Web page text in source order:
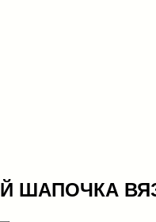
ШАПОЧКА